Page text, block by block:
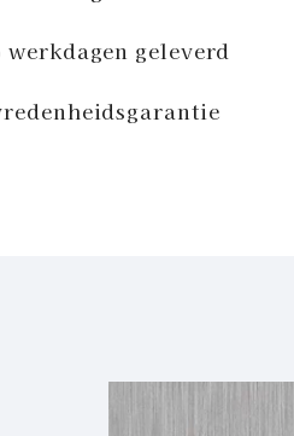
werkdagen geleverd